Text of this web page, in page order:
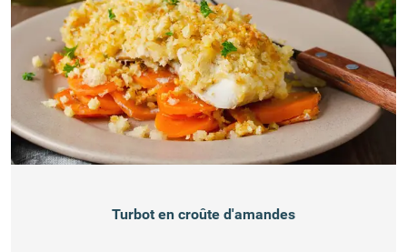
Turbot en croûte d'amandes